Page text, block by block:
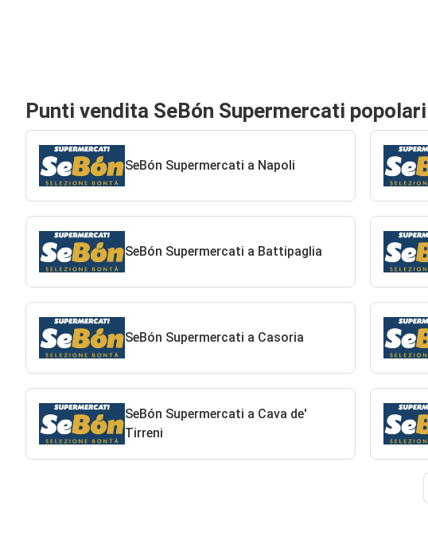
Punti vendita SeBón Supermercati popolari
SeBón Supermercati a Napoli
SeBón Supermercati a Battipaglia
SeBón Supermercati a Casoria
SeBón Supermercati a Cava de'
Tirreni